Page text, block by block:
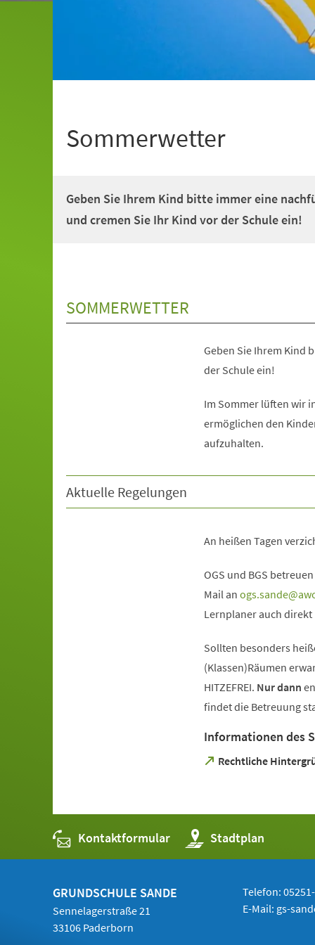
Sommerwetter
Geben Sie Ihrem Kind bitte immer eine
und cremen Sie Ihr Kind vor der Schule ein!
SOMMERWETTER
Geben Sie Ihrem Kind
der Schule ein!
Im Sommer lüften wir
ermöglichen den
aufzuhalten.
Aktuelle Regelungen
An heißen Tagen
OGS und BGS
Mail an ogs.sande
Lernplaner auch
Sollten besonders
(Klassen)Räumen
HITZEFREI. Nur dann
findet die Betreuung
Informationen des
Rechtliche
(Öffnet
Tab)
Kontaktformular Stadtplan
(Öffnet
in
einem
GRUNDSCHULE SANDE
Sennelagerstraße 21
33106 Paderborn
Telefon:
E-Mail: gs-